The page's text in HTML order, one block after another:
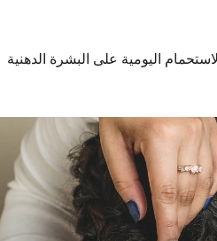
اليومية على البشرة الدهنية